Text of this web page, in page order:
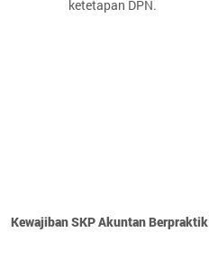
ketetapan DPN.
Kewajiban SKP Akuntan Berpraktik